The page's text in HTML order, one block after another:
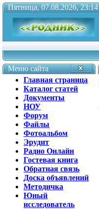
Пятница, 07.08.2026, 23:14
Меню сайта
Главная страница
Каталог статей
Документы
НОУ
Форум
Файлы
Фотоальбом
Эрудит
Радио Онлайн
Гостевая книга
Обратная связь
Доска объявлений
Методичка
Юный
исследователь